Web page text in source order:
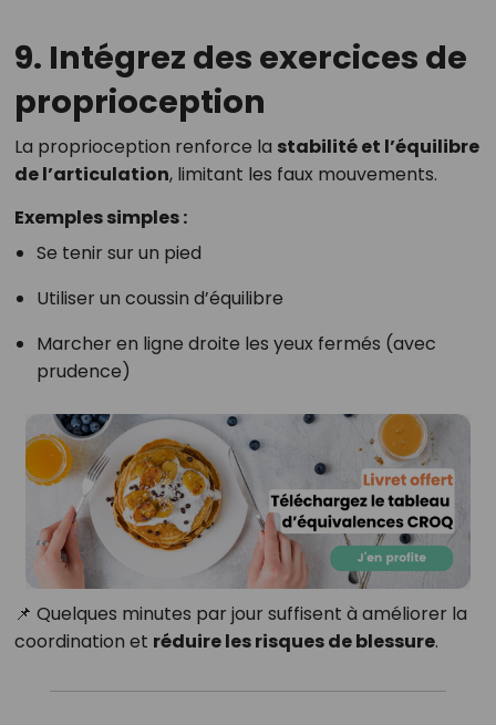
9. Intégrez des exercices de
proprioception
La proprioception renforce la stabilité et l’équilibre
de l’articulation, limitant les faux mouvements.
Exemples simples :
Se tenir sur un pied
Utiliser un coussin d’équilibre
Marcher en ligne droite les yeux fermés (avec
prudence)
📌 Quelques minutes par jour suffisent à améliorer la
coordination et réduire les risques de blessure.